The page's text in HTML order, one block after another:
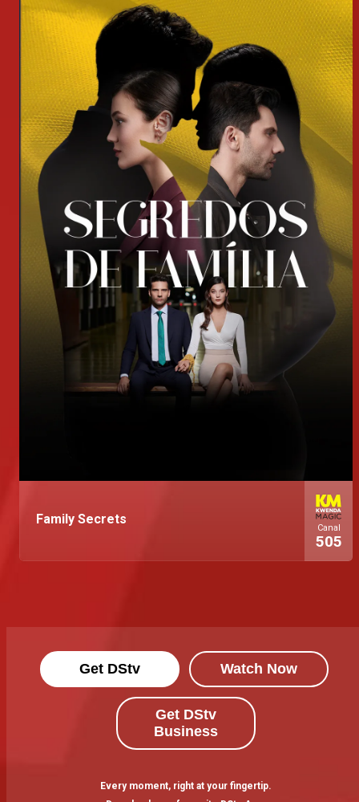
Family Secrets
Canal
505
Get DStv Watch Now
Get DStv
Business
Every moment, right at your fingertip.